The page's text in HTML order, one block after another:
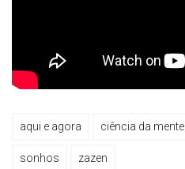
aqui e agora ciência da mente
sonhos zazen